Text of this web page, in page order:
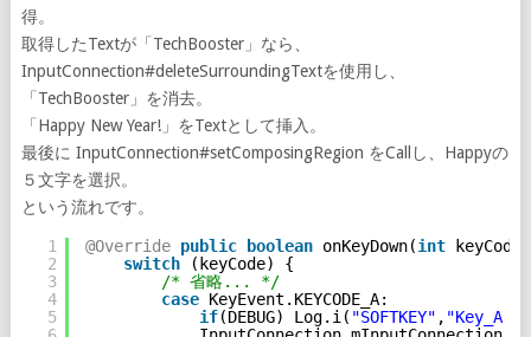
得。
取得したTextが「TechBooster」なら、
InputConnection#deleteSurroundingTextを使用し、
「TechBooster」を消去。
「Happy New Year!」をTextとして挿入。
最後に InputConnection#setComposingRegion をCallし、Happyの
５文字を選択。
という流れです。
1
2
3
4
5
@Override public boolean onKeyDown(int
switch
(keyCode) {
/* 省略... */
case KeyEvent.KEYCODE_A:
if(DEBUG) Log.i( "SOFTKEY" , "Key_A